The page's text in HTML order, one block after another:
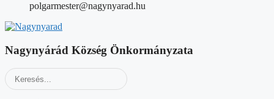
polgarmester@nagynyarad.hu
Nagynyárád Község Önkormányzata